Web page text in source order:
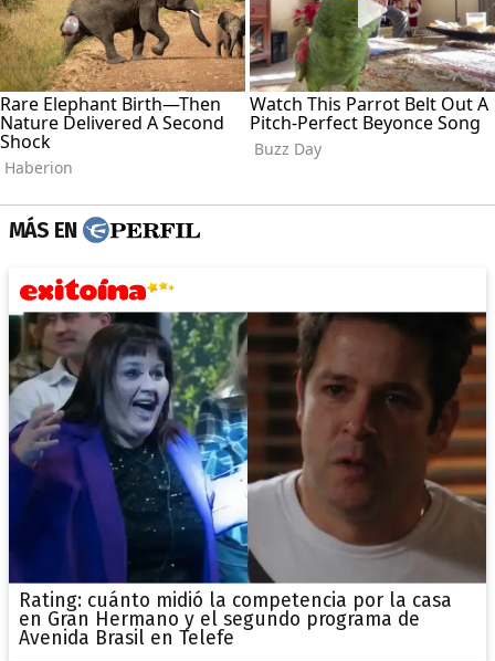
MÁS EN
Rating: cuánto midió la competencia por la casa
en Gran Hermano y el segundo programa de
Avenida Brasil en Telefe